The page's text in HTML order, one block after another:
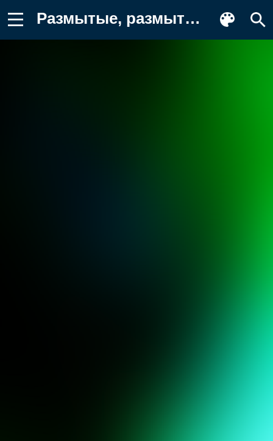
Размытые, размытый фон, градиент Фон для телефона